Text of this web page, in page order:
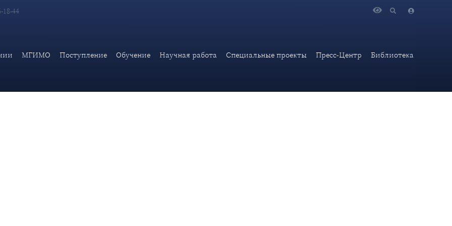
18-44
МГИМО Поступление Обучение Научная работа Специальные проекты Пресс-Центр Библиотека